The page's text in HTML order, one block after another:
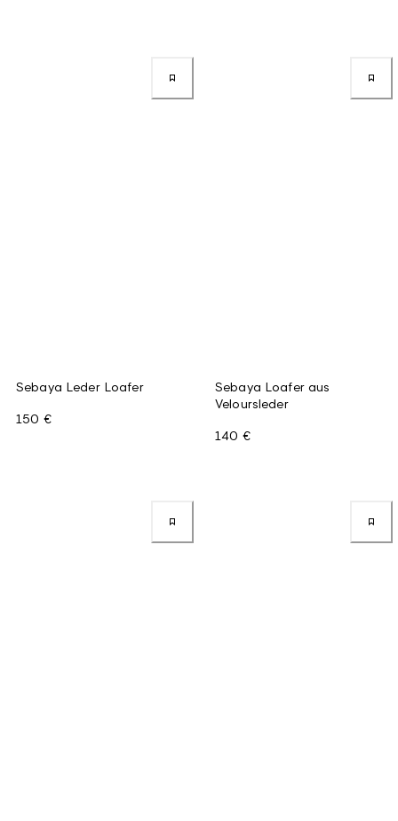
Sebaya Leder Loafer
150 €
Sebaya Loafer aus
Veloursleder
140 €